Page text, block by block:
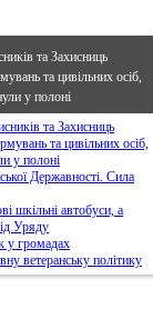
та Захисниць
та цивільних осіб,
у полоні